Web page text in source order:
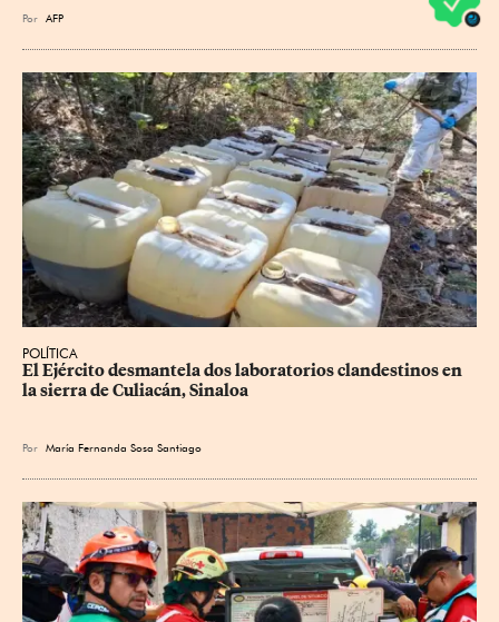
Por AFP
POLÍTICA
El Ejército desmantela dos laboratorios clandestinos en
la sierra de Culiacán, Sinaloa
Por María Fernanda Sosa Santiago